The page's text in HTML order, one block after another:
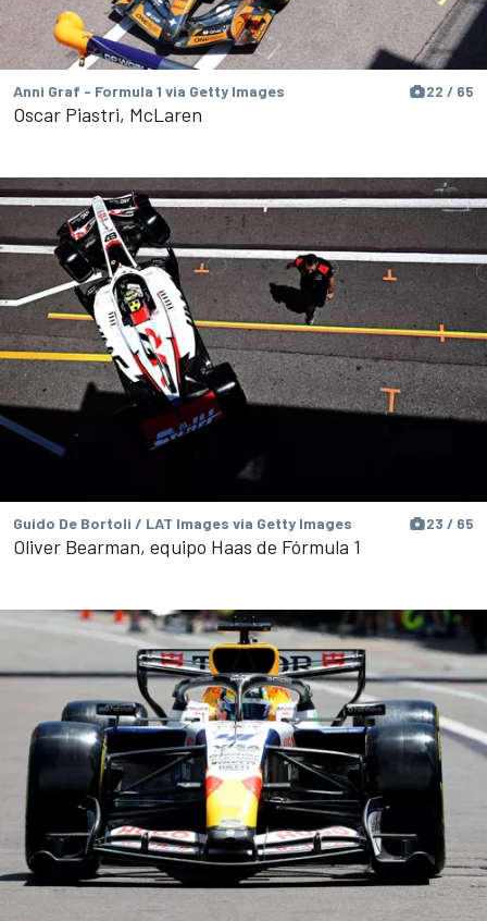
Anni Graf - Formula 1 via Getty Images 22 / 65
Oscar Piastri, McLaren
Guido De Bortoli / LAT Images via Getty Images 23 / 65
Oliver Bearman, equipo Haas de Fórmula 1